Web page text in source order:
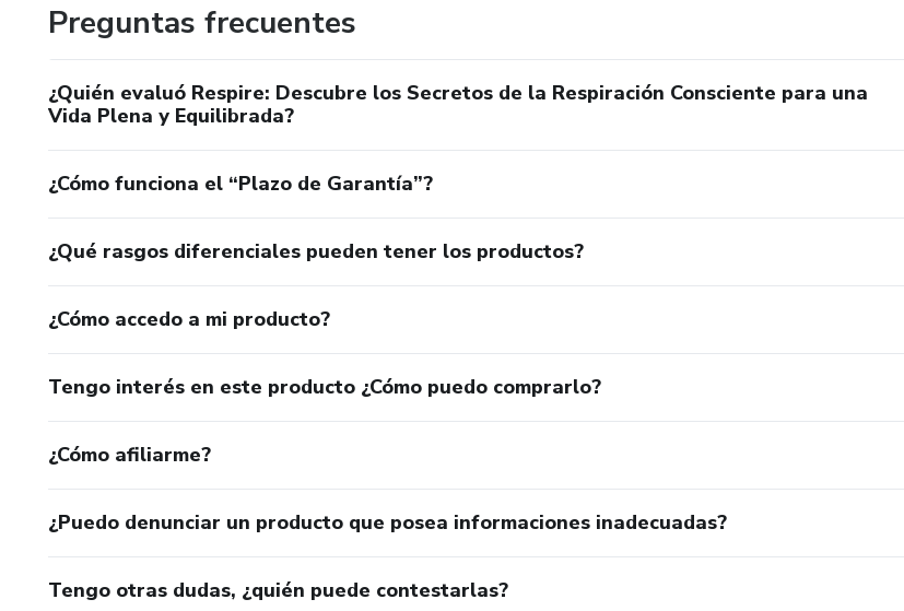
Preguntas frecuentes
¿Quién evaluó Respire: Descubre los Secretos de la Respiración Consciente para una
Vida Plena y Equilibrada?
¿Cómo funciona el “Plazo de Garantía”?
¿Qué rasgos diferenciales pueden tener los productos?
¿Cómo accedo a mi producto?
Tengo interés en este producto ¿Cómo puedo comprarlo?
¿Cómo afiliarme?
¿Puedo denunciar un producto que posea informaciones inadecuadas?
Tengo otras dudas, ¿quién puede contestarlas?